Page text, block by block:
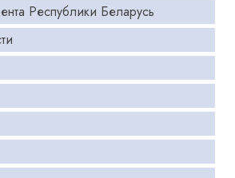
Республики Беларусь